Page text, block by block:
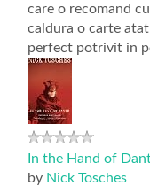
care o recomand
caldura o carte
perfect potrivit in
In the Hand of
by Nick Tosches